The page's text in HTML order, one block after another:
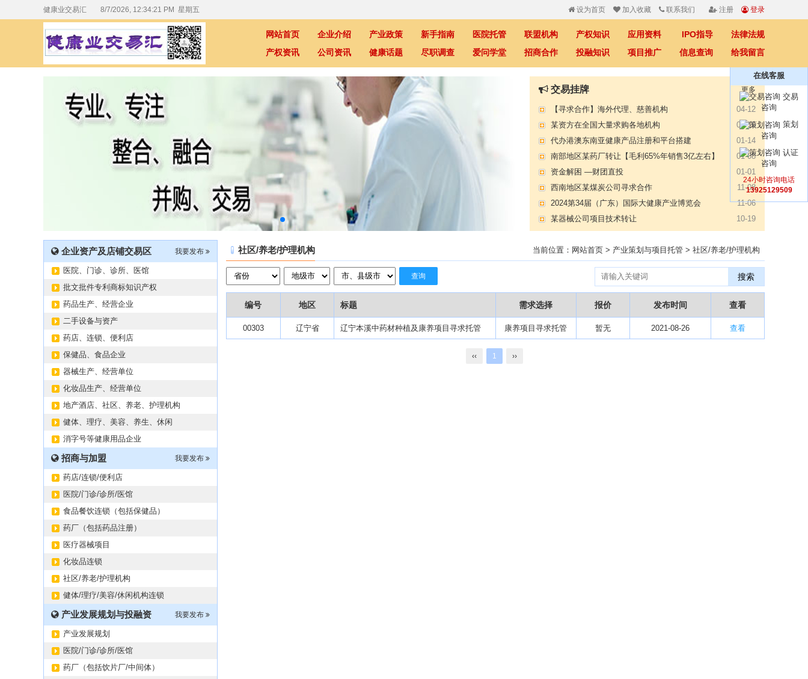
健康业交易汇 8/7/2026, 12:34:22 PM 星期五 设为首页 加入收藏 联系我们 注册 登录
网站首页 企业介绍 产业政策 新手指南 医院托管 联盟机构 产权知识 应用资料 IPO指导
法律法规
产权资讯
公司资讯 健康话题 尽职调查 爱问学堂 招商合作 投融知识 项目推广 信息查询 给我留言
更多
交易挂牌
07-09
【专注投资】城投 交投 建投等国企项目合作
04-12
【寻求合作】海外代理、慈善机构
02-19
某资方在全国大量求购各地机构
01-14
代办港澳东南亚健康产品注册和平台搭建
01-08
南部地区某药厂转让【毛利65%年销售3亿左右】
01-01
资金解困 —财团直投
11-08
西南地区某煤炭公司寻求合作
11-06
2024第34届（广东）国际大健康产业博览会
10-19
某器械公司项目技术转让
10-13
#冠心病养生素口服液项目招商或寻求技术转让
09-27
膝关节修复药物融资计划
09-27
华北某药厂转让（年利有3000多万）
09-15
某医药销售团队寻求品种大包
04-12
【寻求合作】海外代理、慈善机构
我要发布
企业资产及店铺交易区
医院、门诊、诊所、医馆
批文批件专利商标知识产权
药品生产、经营企业
二手设备与资产
药店、连锁、便利店
保健品、食品企业
器械生产、经营单位
化妆品生产、经营单位
地产酒店、社区、养老、护理机构
健体、理疗、美容、养生、休闲
消字号等健康用品企业
我要发布
招商与加盟
药店/连锁/便利店
医院/门诊/诊所/医馆
食品餐饮连锁（包括保健品）
药厂（包括药品注册）
医疗器械项目
化妆品连锁
社区/养老/护理机构
健体/理疗/美容/休闲机构连锁
我要发布
产业发展规划与投融资
产业发展规划
医院/门诊/诊所/医馆
药厂（包括饮片厂/中间体）
当前位置： 网站首页 > 产业策划与项目托管 > 社区/养老/护理机构
社区/养老/护理机构
查询 搜索
编号 地区 标题 需求选择 报价 发布时间 查看
00303 辽宁省 辽宁本溪中药材种植及康养项目寻求托管 康养项目寻求托管 暂无 2021-08-26 查看
‹‹ 1 ››
在线客服
交易
咨询
策划
咨询
认证
咨询
24小时咨询电话
13925129509